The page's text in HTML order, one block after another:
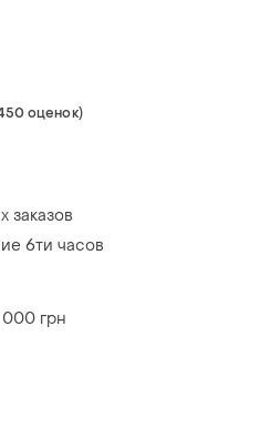
оценок)
заказов
6ти часов
грн